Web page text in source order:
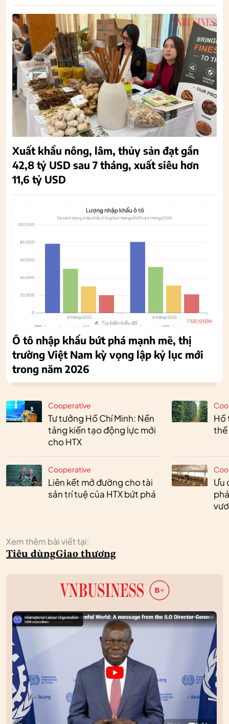
Cooperative
Tư tưởng Hồ Chí Minh: Nền
tảng kiến tạo động lực mới
cho HTX
Cooperative
Liên kết mở đường cho tài
sản trí tuệ của HTX bứt phá
Hồ
thế
Ưu
Xem thêm bài viết tại:
Tiêu dùngGiao thương
Xuất khẩu nông, lâm, thủy sản đạt gần
42,8 tỷ USD sau 7 tháng, xuất siêu hơn
11,6 tỷ USD
Ô tô nhập khẩu bứt phá mạnh mẽ, thị
trường Việt Nam kỳ vọng lập kỷ lục mới
trong năm 2026